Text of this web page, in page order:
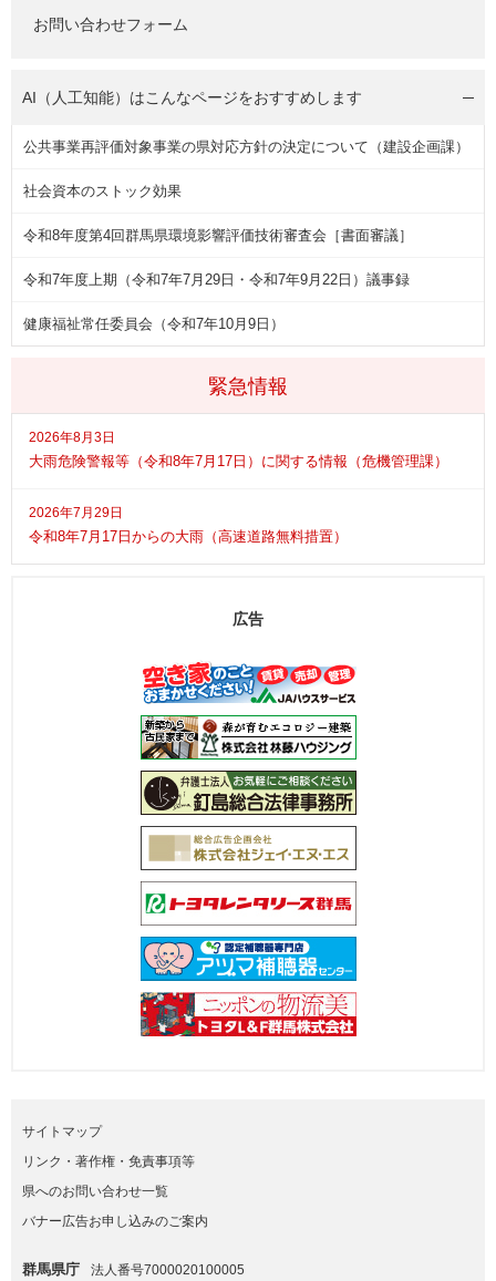
お問い合わせフォーム
緊急情報
2026年8月3日
大雨危険警報等（令和8年7月17日）に関する情報（危機管理課）
2026年7月29日
令和8年7月17日からの大雨（高速道路無料措置）
AI（人工知能）はこんなページをおすすめします
公共事業再評価対象事業の県対応方針の決定について（建設企画課）
社会資本のストック効果
令和8年度第4回群馬県環境影響評価技術審査会［書面審議］
令和7年度上期（令和7年7月29日・令和7年9月22日）議事録
健康福祉常任委員会（令和7年10月9日）
広告
サイトマップ
リンク・著作権・免責事項等
県へのお問い合わせ一覧
バナー広告お申し込みのご案内
群馬県庁 法人番号7000020100005